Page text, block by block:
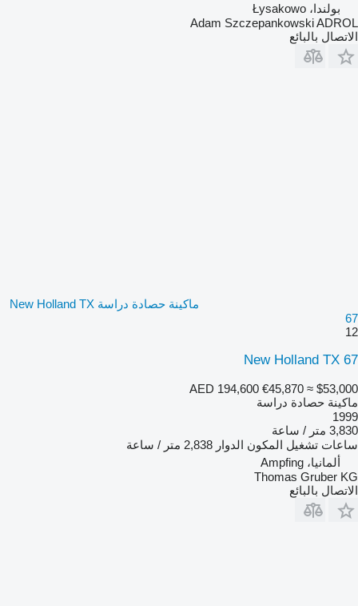
بولندا، Łysakowo
Adam Szczepankowski ADROL
الاتصال بالبائع
ماكينة حصادة دراسة New Holland TX
67
12
New Holland TX 67
AED 194,600 €45,870 ≈ $53,000
ماكينة حصادة دراسة
1999
3,830 متر / ساعة
ساعات تشغيل المكون الدوار 2,838 متر / ساعة
ألمانيا، Ampfing
Thomas Gruber KG
الاتصال بالبائع